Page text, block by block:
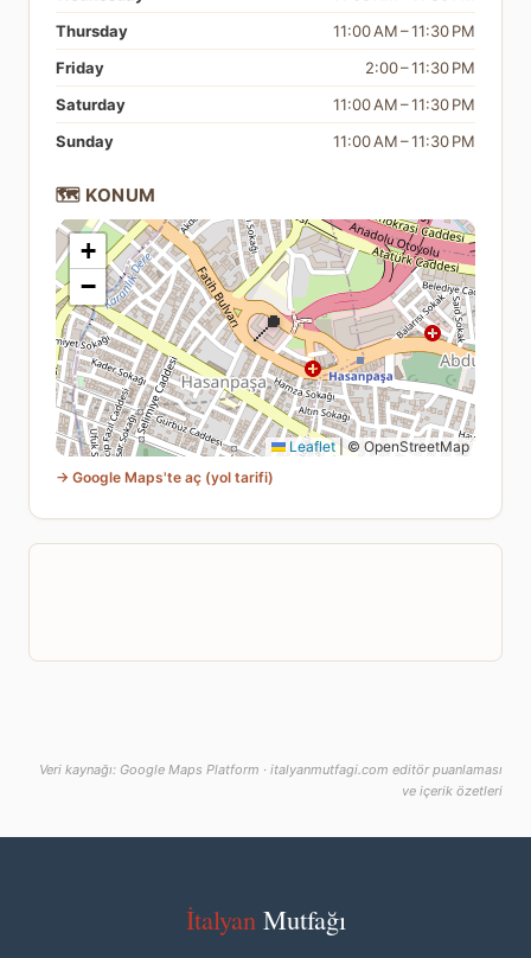
Thursday
11:00 AM – 11:30 PM
Friday
2:00 – 11:30 PM
Saturday
11:00 AM – 11:30 PM
Sunday
11:00 AM – 11:30 PM
🗺️ KONUM
📍
+
−
Leaflet |© OpenStreetMap
→ Google Maps'te aç (yol tarifi)
Veri kaynağı: Google Maps Platform · italyanmutfagi.com editör puanlaması
ve içerik özetleri
İtalyanMutfağı